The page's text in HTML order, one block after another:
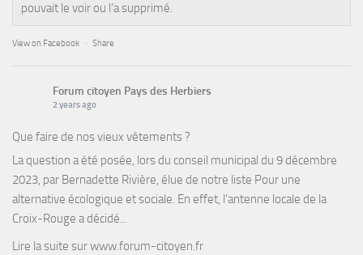
pouvait le voir ou l’a supprimé.
View on Facebook · Share
Forum citoyen Pays des Herbiers
2 years ago
Que faire de nos vieux vêtements ?
La question a été posée, lors du conseil municipal du 9 décembre
2023, par Bernadette Rivière, élue de notre liste Pour une
alternative écologique et sociale. En effet, l’antenne locale de la
Croix-Rouge a décidé...
Lire la suite surwww.forum-citoyen.fr